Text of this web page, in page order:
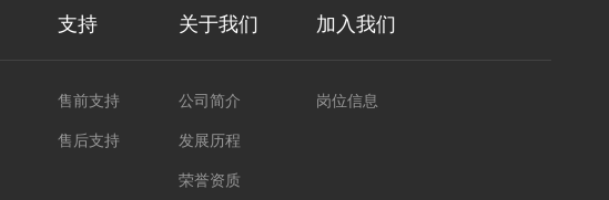
支持
售前支持
售后支持
关于我们
公司简介
发展历程
荣誉资质
加入我们
岗位信息